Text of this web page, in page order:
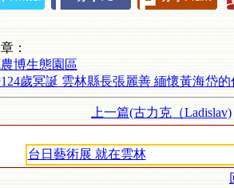
：
博生態園區
歲冥誕 雲林縣長張麗善 緬懷黃海岱
上一篇(古力克（Ladislav)
台日藝術展 就在雲林